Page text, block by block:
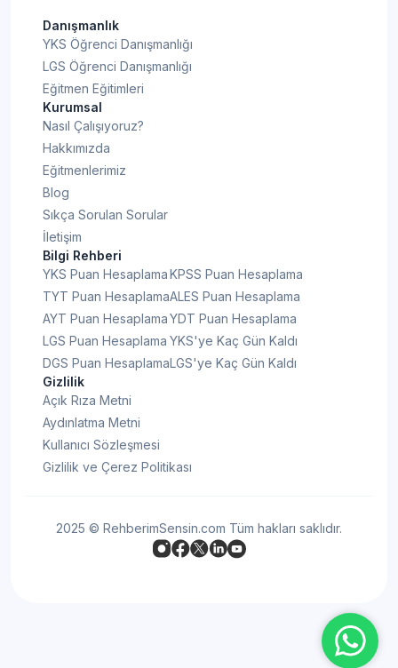
Danışmanlık
YKS Öğrenci Danışmanlığı
LGS Öğrenci Danışmanlığı
Eğitmen Eğitimleri
Kurumsal
Nasıl Çalışıyoruz?
Hakkımızda
Eğitmenlerimiz
Blog
Sıkça Sorulan Sorular
İletişim
Bilgi Rehberi
YKS Puan Hesaplama
TYT Puan Hesaplama
AYT Puan Hesaplama
LGS Puan Hesaplama
DGS Puan Hesaplama
KPSS Puan Hesaplama
ALES Puan Hesaplama
YDT Puan Hesaplama
YKS'ye Kaç Gün Kaldı
LGS'ye Kaç Gün Kaldı
Gizlilik
Açık Rıza Metni
Aydınlatma Metni
Kullanıcı Sözleşmesi
Gizlilik ve Çerez Politikası
2025 © RehberimSensin.com Tüm hakları saklıdır.